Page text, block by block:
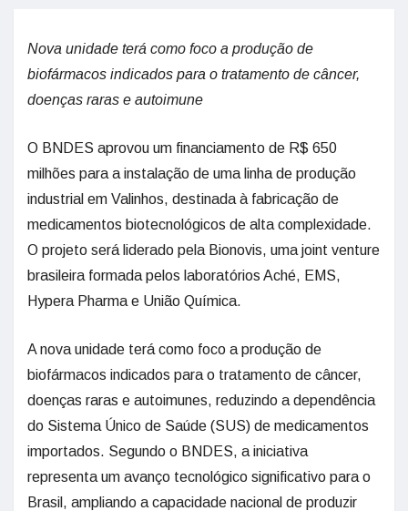
Nova unidade terá como foco a produção de
biofármacos indicados para o tratamento de câncer,
doenças raras e autoimune
O BNDES aprovou um financiamento de R$ 650
milhões para a instalação de uma linha de produção
industrial em Valinhos, destinada à fabricação de
medicamentos biotecnológicos de alta complexidade.
O projeto será liderado pela Bionovis, uma joint venture
brasileira formada pelos laboratórios Aché, EMS,
Hypera Pharma e União Química.
A nova unidade terá como foco a produção de
biofármacos indicados para o tratamento de câncer,
doenças raras e autoimunes, reduzindo a dependência
do Sistema Único de Saúde (SUS) de medicamentos
importados. Segundo o BNDES, a iniciativa
representa um avanço tecnológico significativo para o
Brasil, ampliando a capacidade nacional de produzir